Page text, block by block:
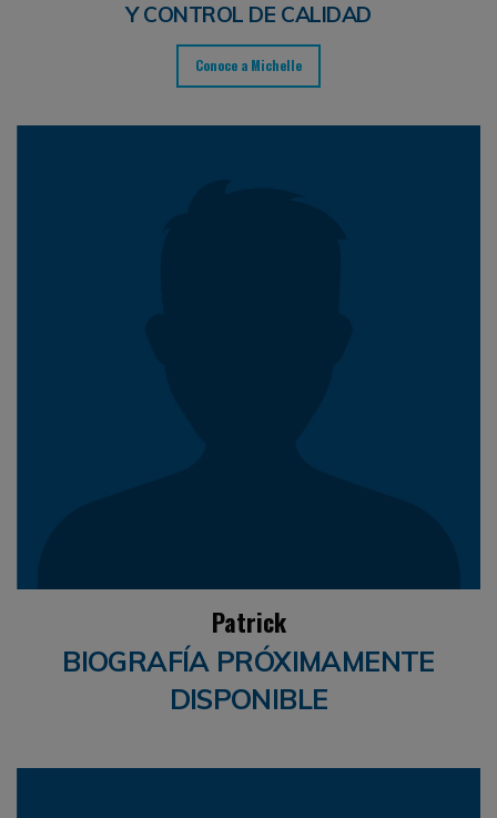
Y CONTROL DE CALIDAD
Conoce a Michelle
Patrick
BIOGRAFÍA PRÓXIMAMENTE
DISPONIBLE